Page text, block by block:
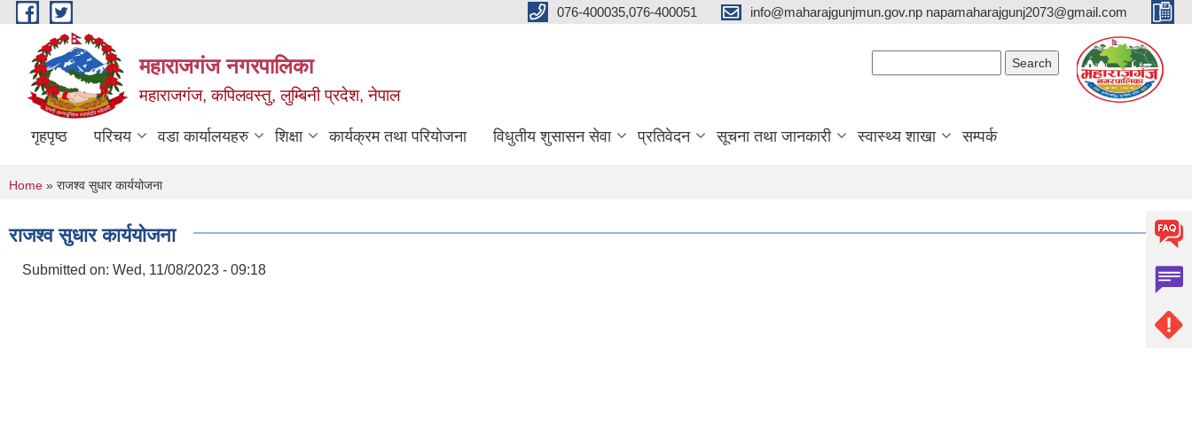
Skip to main content 076-400035,076-400051 info@maharajgunjmun.gov.np napamaharajgunj2073@gmail.com
महाराजगंज नगरपालिका
महाराजगंज, कपिलवस्तु, लुम्बिनी प्रदेश, नेपाल
गृहपृष्ठ परिचय वडा कार्यालयहरु शिक्षा कार्यक्रम तथा परियोजना विधुतीय शुसासन सेवा प्रतिवेदन सूचना तथा जानकारी स्वास्थ्य शाखा सम्पर्क
You are here
Home » राजश्व सुधार कार्ययोजना
राजश्व सुधार कार्ययोजना
Submitted on: Wed, 11/08/2023 - 09:18